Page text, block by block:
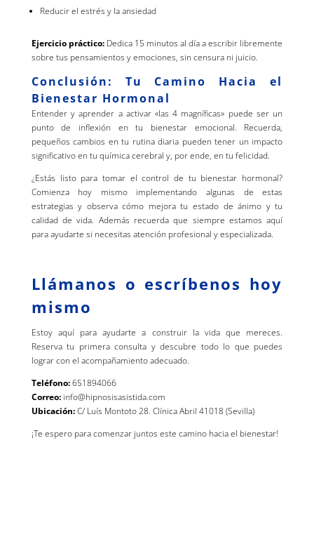
Reducir el estrés y la ansiedad
Ejercicio práctico:Dedica 15 minutos al día a escribir libremente
sobre tus pensamientos y emociones, sin censura ni juicio.
Conclusión: Tu Camino Hacia el
Bienestar Hormonal
Entender y aprender a activar «las 4 magníficas» puede ser un
punto de inflexión en tu bienestar emocional. Recuerda,
pequeños cambios en tu rutina diaria pueden tener un impacto
significativo en tu química cerebral y, por ende, en tu felicidad.
¿Estás listo para tomar el control de tu bienestar hormonal?
Comienza hoy mismo implementando algunas de estas
estrategias y observa cómo mejora tu estado de ánimo y tu
calidad de vida. Además recuerda que siempre estamos aquí
para ayudarte si necesitas atención profesional y especializada.
Llámanos o escríbenos hoy
mismo
Estoy aquí para ayudarte a construir la vida que mereces.
Reserva tu primera consulta y descubre todo lo que puedes
lograr con el acompañamiento adecuado.
Teléfono:651894066
Correo:info@hipnosisasistida.com
Ubicación:C/ Luís Montoto 28. Clínica Abril 41018 (Sevilla)
¡Te espero para comenzar juntos este camino hacia el bienestar!